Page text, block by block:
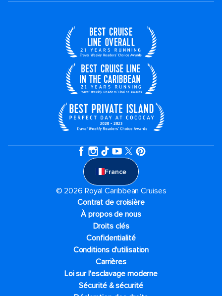
France
© 2026 Royal Caribbean Cruises
Contrat de croisière
À propos de nous
Droits clés
Confidentialité
Conditions d'utilisation
Carrières
Loi sur l'esclavage moderne
Sécurité & sécurité